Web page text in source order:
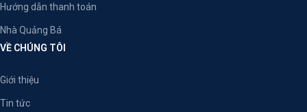
Hướng dẫn thanh toán
Nhà Quảng Bá
VỀ CHÚNG TÔI
Giới thiệu
Tin tức